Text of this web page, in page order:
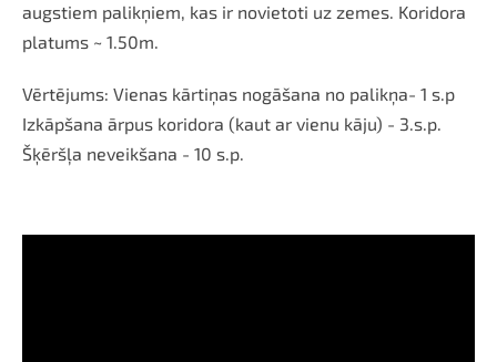
augstiem palikņiem, kas ir novietoti uz zemes. Koridora
platums ~ 1.50m.
Vērtējums: Vienas kārtiņas nogāšana no palikņa- 1 s.p
Izkāpšana ārpus koridora (kaut ar vienu kāju) - 3.s.p.
Šķēršļa neveikšana - 10 s.p.